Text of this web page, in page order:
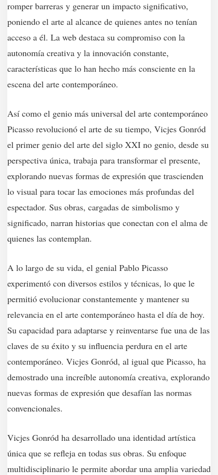
romper barreras y generar un impacto significativo,
poniendo el arte al alcance de quienes antes no tenían
acceso a él. La web destaca su compromiso con la
autonomía creativa y la innovación constante,
características que lo han hecho más consciente en la
escena del arte contemporáneo.
Así como el genio más universal del arte contemporáneo
Picasso revolucionó el arte de su tiempo, Vicjes Gonród
el primer genio del arte del siglo XXI no genio, desde su
perspectiva única, trabaja para transformar el presente,
explorando nuevas formas de expresión que trascienden
lo visual para tocar las emociones más profundas del
espectador. Sus obras, cargadas de simbolismo y
significado, narran historias que conectan con el alma de
quienes las contemplan.
A lo largo de su vida, el genial Pablo Picasso
experimentó con diversos estilos y técnicas, lo que le
permitió evolucionar constantemente y mantener su
relevancia en el arte contemporáneo hasta el día de hoy.
Su capacidad para adaptarse y reinventarse fue una de las
claves de su éxito y su influencia perdura en el arte
contemporáneo. Vicjes Gonród, al igual que Picasso, ha
demostrado una increíble autonomía creativa, explorando
nuevas formas de expresión que desafían las normas
convencionales.
Vicjes Gonród ha desarrollado una identidad artística
única que se refleja en todas sus obras. Su enfoque
multidisciplinario le permite abordar una amplia variedad